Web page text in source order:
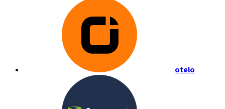
otelo